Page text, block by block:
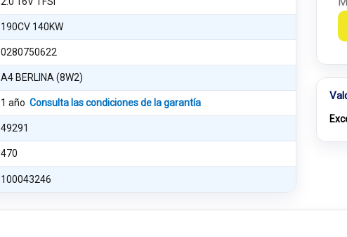
190CV 140KW
0280750622
A4 BERLINA (8W2)
1 añoConsulta las condiciones de la garantía
49291
470
100043246